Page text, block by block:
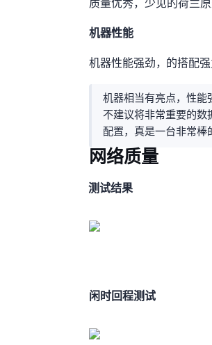
IP质量优秀，少见的荷兰
机器性能
机器性能强劲，EPYC 9354P
机器相当有亮点，性能强
不建议将非常重要的数据
配置，真是一台非常棒
网络质量
SpeedTest测试结果
闲时IPV4回程测试